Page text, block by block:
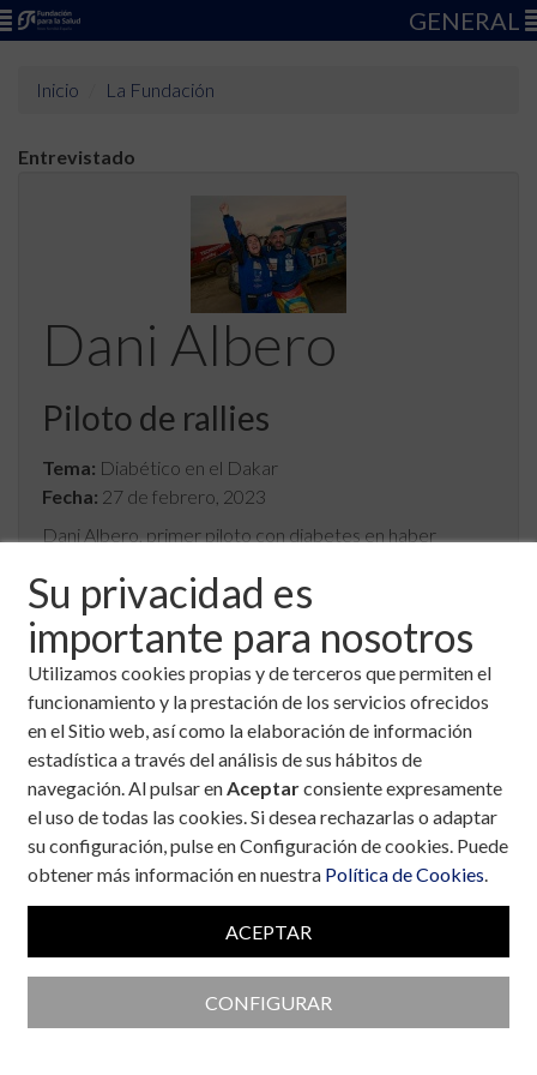
Su privacidad es
importante para nosotros
Utilizamos cookies propias y de terceros que permiten el
funcionamiento y la prestación de los servicios ofrecidos
en el Sitio web, así como la elaboración de información
estadística a través del análisis de sus hábitos de
navegación. Al pulsar enAceptarconsiente expresamente
el uso de todas las cookies. Si desea rechazarlas o adaptar
su configuración, pulse en Configuración de cookies. Puede
obtener más información en nuestra Política de Cookies.
ACEPTAR
CONFIGURAR
GENERAL
Inicio La Fundación
Entrevistado
Dani Albero
Piloto de rallies
Tema: Diabético en el Dakar
Fecha: 27 de febrero, 2023
Dani Albero, primer piloto con diabetes en haber
con diabetes, demostrando que, con diabetes, sí se
puede. En esta entrevista nos cuenta cómo fueron sus
comienzos en el deporte, los retos que supone una
carrera como el Dakar y sus próximas metas.
¿Qué echaste en falta en el momento de tu
diagnostico? ¿Crees que con el paso del tiempo estas
“debilidades” se han paliado?
Es evidente que cuando yo debuté con diez años me
faltaron muchas cosas. No conocía a ninguna persona con
diabetes y en ningún sitio se hablaba de la diabetes. Lo
que sí eché mucho en falta fue un referente en el que